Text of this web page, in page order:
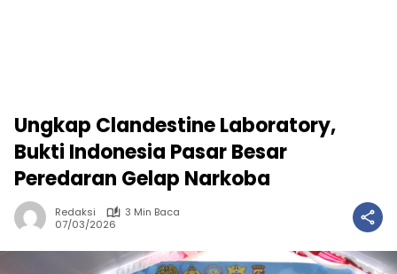
Ungkap Clandestine Laboratory,
Bukti Indonesia Pasar Besar
Peredaran Gelap Narkoba
Redaksi
3 Min Baca
07/03/2026